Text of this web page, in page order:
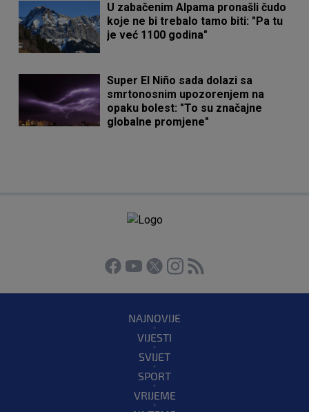
U zabačenim Alpama pronašli čudo
koje ne bi trebalo tamo biti: "Pa tu
je već 1100 godina"
Super El Niño sada dolazi sa
smrtonosnim upozorenjem na
opaku bolest: "To su značajne
globalne promjene"
NAJNOVIJE
VIJESTI
SVIJET
SPORT
VRIJEME